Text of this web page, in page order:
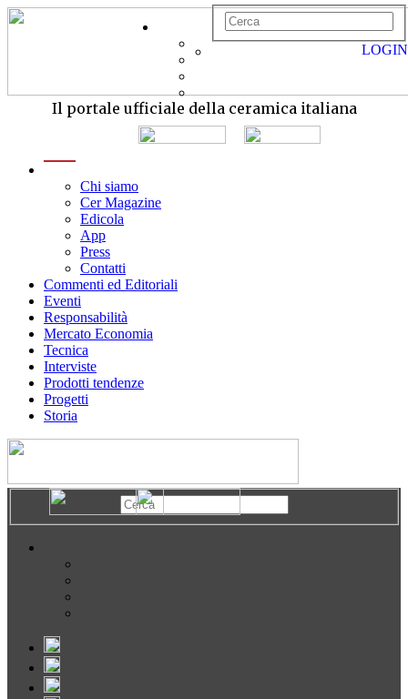
Il portale ufficiale della ceramica italiana
Chi siamo
Cer Magazine
Edicola
App
Press
Contatti
Commenti ed Editoriali
Eventi
Responsabilità
Mercato Economia
Tecnica
Interviste
Prodotti tendenze
Progetti
Storia
LOGIN